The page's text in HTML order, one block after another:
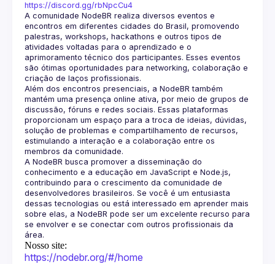
https://discord.gg/rbNpcCu4
A comunidade NodeBR realiza diversos eventos e
encontros em diferentes cidades do Brasil, promovendo
palestras, workshops, hackathons e outros tipos de
atividades voltadas para o aprendizado e o
aprimoramento técnico dos participantes. Esses eventos
são ótimas oportunidades para networking, colaboração e
Além dos encontros presenciais, a NodeBR também
mantém uma presença online ativa, por meio de grupos de
discussão, fóruns e redes sociais. Essas plataformas
proporcionam um espaço para a troca de ideias, dúvidas,
solução de problemas e compartilhamento de recursos,
estimulando a interação e a colaboração entre os
A NodeBR busca promover a disseminação do
conhecimento e a educação em JavaScript e Node.js,
contribuindo para o crescimento da comunidade de
desenvolvedores brasileiros. Se você é um entusiasta
dessas tecnologias ou está interessado em aprender mais
sobre elas, a NodeBR pode ser um excelente recurso para
se envolver e se conectar com outros profissionais da
Nosso site:
https://nodebr.org/#/home